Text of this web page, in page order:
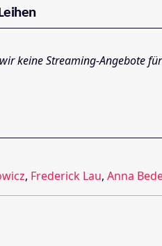
keine Streaming-Angebote für
, Frederick Lau, Anna